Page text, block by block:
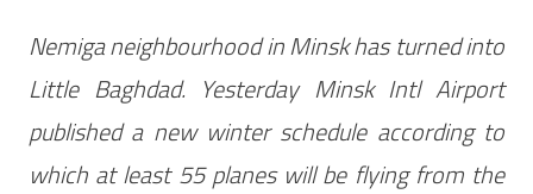
Nemiga neighbourhood in Minsk has turned into
Little Baghdad. Yesterday Minsk Intl Airport
published a new winter schedule according to
which at least 55 planes will be flying from the